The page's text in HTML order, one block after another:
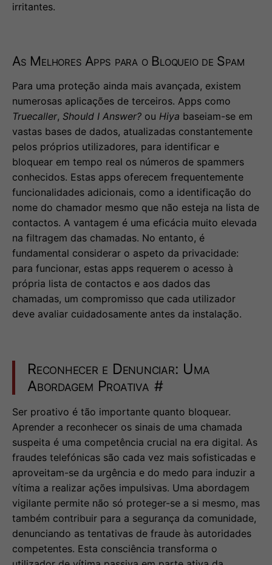
irritantes.
As Melhores Apps para o Bloqueio de Spam
Para uma proteção ainda mais avançada, existem
numerosas aplicações de terceiros. Apps como
Truecaller, Should I Answer? ou Hiya baseiam-se em
vastas bases de dados, atualizadas constantemente
pelos próprios utilizadores, para identificar e
bloquear em tempo real os números de spammers
conhecidos. Estas apps oferecem frequentemente
funcionalidades adicionais, como a identificação do
nome do chamador mesmo que não esteja na lista de
contactos. A vantagem é uma eficácia muito elevada
na filtragem das chamadas. No entanto, é
fundamental considerar o aspeto da privacidade:
para funcionar, estas apps requerem o acesso à
própria lista de contactos e aos dados das
chamadas, um compromisso que cada utilizador
deve avaliar cuidadosamente antes da instalação.
Reconhecer e Denunciar: Uma
Abordagem Proativa #
Ser proativo é tão importante quanto bloquear.
Aprender a reconhecer os sinais de uma chamada
suspeita é uma competência crucial na era digital. As
fraudes telefónicas são cada vez mais sofisticadas e
aproveitam-se da urgência e do medo para induzir a
vítima a realizar ações impulsivas. Uma abordagem
vigilante permite não só proteger-se a si mesmo, mas
também contribuir para a segurança da comunidade,
denunciando as tentativas de fraude às autoridades
competentes. Esta consciência transforma o